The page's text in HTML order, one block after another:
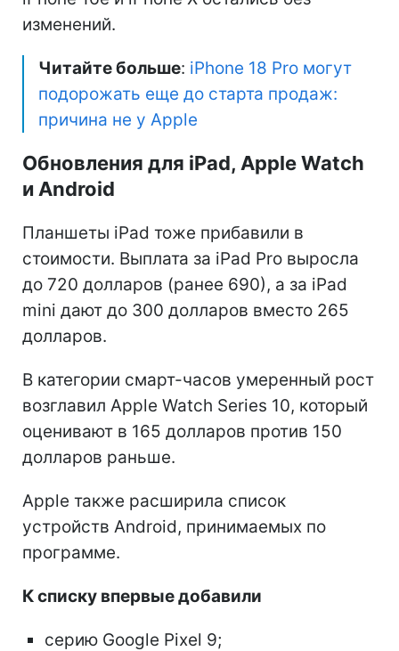
изменений.
Читайте больше: iPhone 18 Pro могут
подорожать еще до старта продаж:
причина не у Apple
Обновления для iPad, Apple Watch
и Android
Планшеты iPad тоже прибавили в
стоимости. Выплата за iPad Pro выросла
до 720 долларов (ранее 690), а за iPad
mini дают до 300 долларов вместо 265
долларов.
В категории смарт-часов умеренный рост
возглавил Apple Watch Series 10, который
оценивают в 165 долларов против 150
долларов раньше.
Apple также расширила список
устройств Android, принимаемых по
программе.
К списку впервые добавили
серию Google Pixel 9;